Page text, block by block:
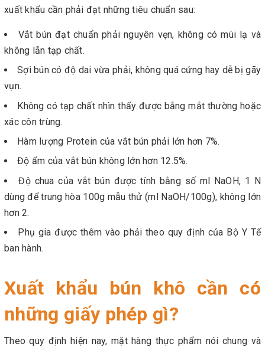
xuất khẩu cần phải đạt những tiêu chuẩn sau:
Vắt bún đạt chuẩn phải nguyên vẹn, không có mùi lạ và
không lẫn tạp chất.
Sợi bún có độ dai vừa phải, không quá cứng hay dễ bị gãy
vụn.
Không có tạp chất nhìn thấy được bằng mắt thường hoặc
xác côn trùng.
Hàm lượng Protein của vắt bún phải lớn hơn 7%.
Độ ẩm của vắt bún không lớn hơn 12.5%.
Độ chua của vắt bún được tính bằng số ml NaOH, 1 N
dùng để trung hòa 100g mẫu thử (ml NaOH/100g), không lớn
hơn 2.
Phụ gia được thêm vào phải theo quy định của Bộ Y Tế
ban hành.
Xuất khẩu bún khô cần có
những giấy phép gì?
Theo quy định hiện nay, mặt hàng thực phẩm nói chung và